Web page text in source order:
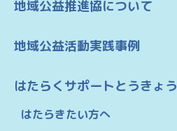
地域公益推進協について
地域公益活動実践事例
はたらくサポートとうきょう
はたらきたい方へ